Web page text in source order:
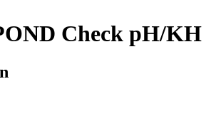
Check pH/KH